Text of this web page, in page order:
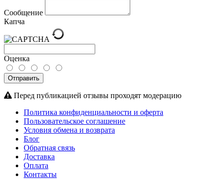
Сообщение
Капча
Оценка
Отправить
Перед публикацией отзывы проходят модерацию
Политика конфиденциальности и оферта
Пользовательское соглашение
Условия обмена и возврата
Блог
Обратная связь
Доставка
Оплата
Контакты